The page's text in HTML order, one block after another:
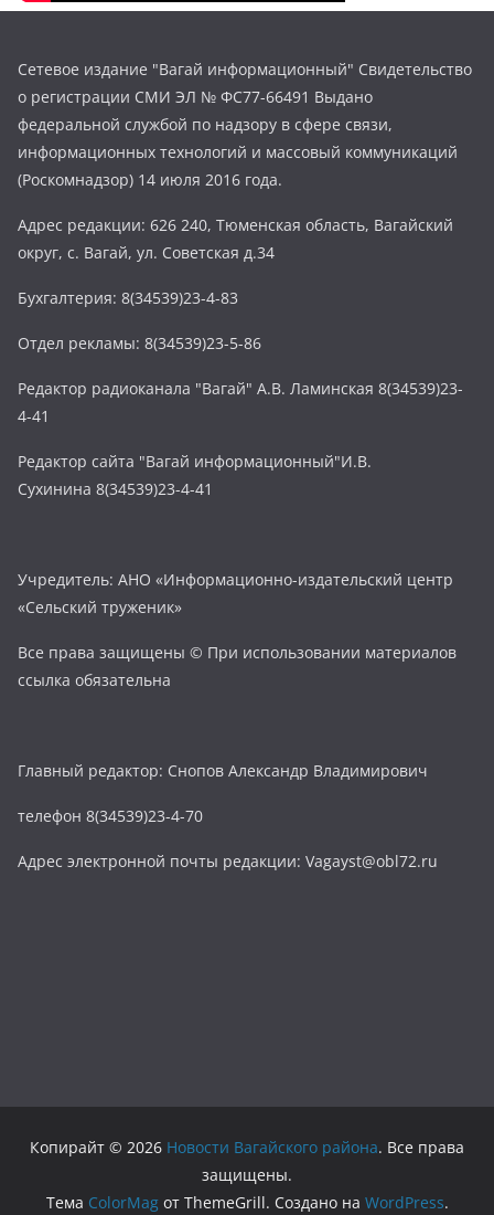
Сетевое издание "Вагай информационный" Свидетельство
о регистрации СМИ ЭЛ № ФС77-66491 Выдано
федеральной службой по надзору в сфере связи,
информационных технологий и массовый коммуникаций
(Роскомнадзор) 14 июля 2016 года.
Адрес редакции: 626 240, Тюменская область, Вагайский
округ, с. Вагай, ул. Советская д.34
Бухгалтерия: 8(34539)23-4-83
Отдел рекламы: 8(34539)23-5-86
Редактор радиоканала "Вагай" А.В. Ламинская 8(34539)23-
4-41
Редактор сайта "Вагай информационный"И.В.
Сухинина 8(34539)23-4-41
Учредитель: АНО «Информационно-издательский центр
«Сельский труженик»
Все права защищены © При использовании материалов
ссылка обязательна
Главный редактор: Снопов Александр Владимирович
телефон 8(34539)23-4-70
Адрес электронной почты редакции: Vagayst@obl72.ru
Копирайт © 2026 Новости Вагайского района. Все права
защищены.
Тема ColorMagот ThemeGrill. Создано на WordPress.